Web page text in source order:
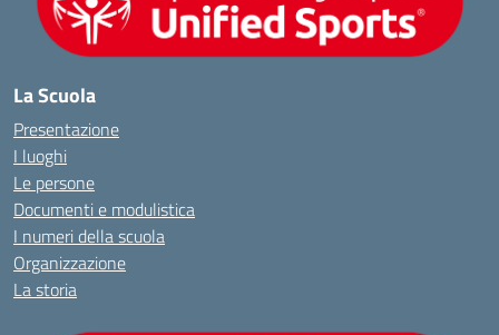
La Scuola
Presentazione
I luoghi
Le persone
Documenti e modulistica
I numeri della scuola
Organizzazione
La storia